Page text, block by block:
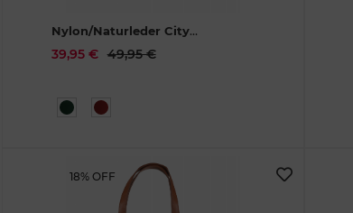
Nylon/Naturleder City
Rucksack Eva rot
39,95 € 49,95 €
18% OFF